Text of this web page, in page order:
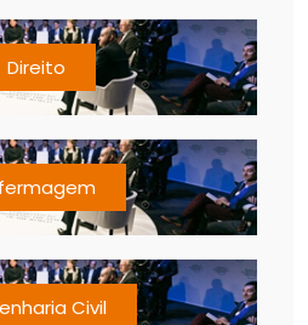
Direito
Civil